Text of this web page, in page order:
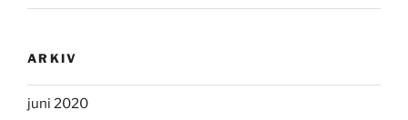
ARKIV
juni 2020